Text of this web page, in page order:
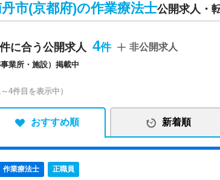
市(京都府)の作業療法士公開求人・
に合う公開求人 4
事業所・施設）掲載中
非公開求人
～4件目を表示中）
おすすめ順 新着順
作業療法士 正職員